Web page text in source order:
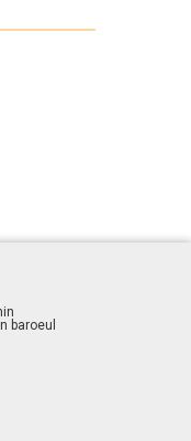
baroeul